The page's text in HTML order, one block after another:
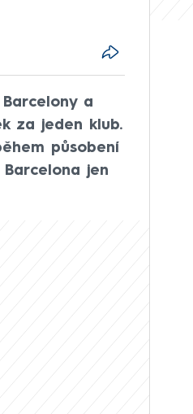
a
za jeden klub.
působení
jen